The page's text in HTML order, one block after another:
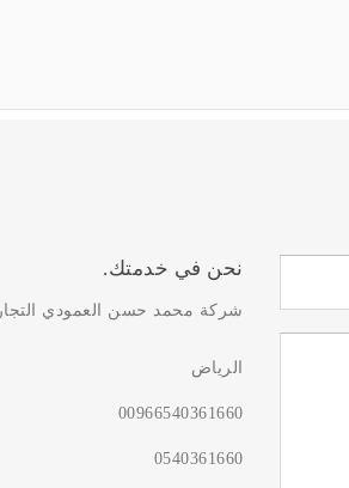
نحن في خدمتك.
شركة محمد حسن العمودي التجارية رقم
الرياض
00966540361660
0540361660